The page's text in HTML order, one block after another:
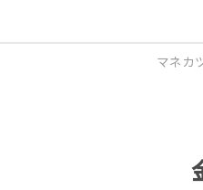
マネカ